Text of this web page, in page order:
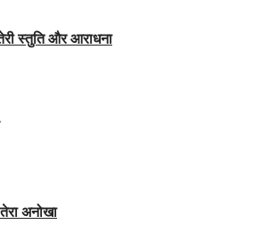
स्तुति और आराधना
अनोखा